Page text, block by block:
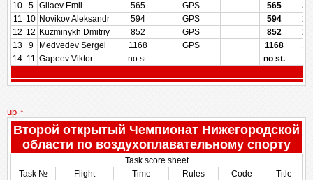
10 5 Gilaev Emil 565 GPS 565
11 10 Novikov Aleksandr 594 GPS 594
12 12 Kuzminykh Dmitriy 852 GPS 852
13
9 Medvedev Sergei 1168 GPS 1168
14 11 Gapeev Viktor no st. no st.
up ↑
Второй открытый Чемпионат Нижегородской
области по воздухоплавательному спорту
Task score sheet
Task №
Flight Time Rules Code Title